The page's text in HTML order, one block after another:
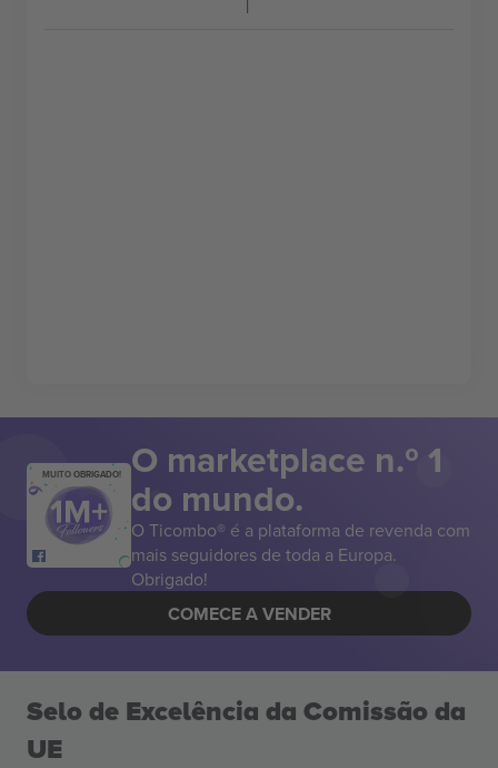
MUITO OBRIGADO! O marketplace n.º 1
do mundo.
O Ticombo® é a plataforma de revenda com
mais seguidores de toda a Europa.
Obrigado!
COMECE A VENDER
Selo de Excelência da Comissão da
UE